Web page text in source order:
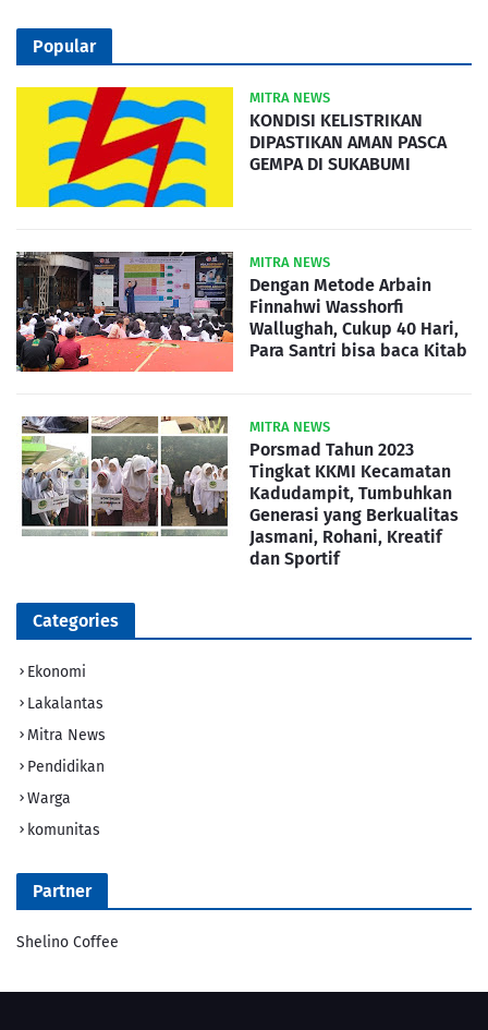
Popular
MITRA NEWS
KONDISI KELISTRIKAN
DIPASTIKAN AMAN PASCA
GEMPA DI SUKABUMI
MITRA NEWS
Dengan Metode Arbain
Finnahwi Wasshorfi
Wallughah, Cukup 40 Hari,
Para Santri bisa baca Kitab
MITRA NEWS
Porsmad Tahun 2023
Tingkat KKMI Kecamatan
Kadudampit, Tumbuhkan
Generasi yang Berkualitas
Jasmani, Rohani, Kreatif
dan Sportif
Categories
Ekonomi
Lakalantas
Mitra News
Pendidikan
Warga
komunitas
Partner
Shelino Coffee